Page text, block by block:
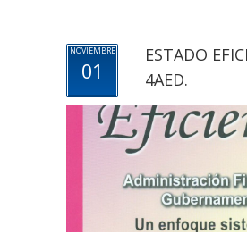
NOVIEMBRE
01
ESTADO
4AED.